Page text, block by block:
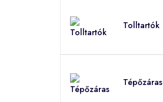
Tolltartók
Tépőzáras